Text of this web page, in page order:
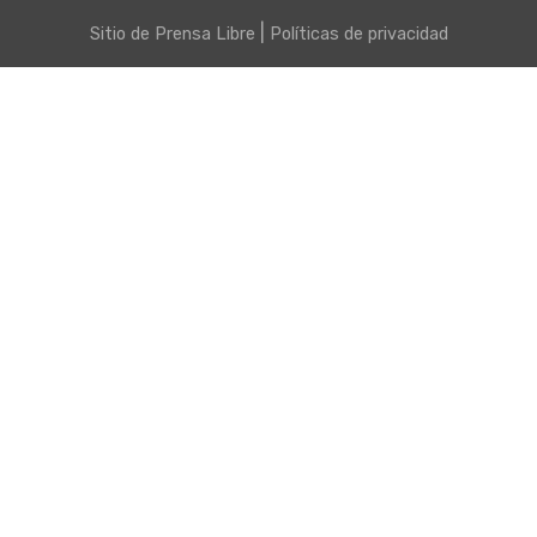
Sitio de Prensa Libre Políticas de privacidad